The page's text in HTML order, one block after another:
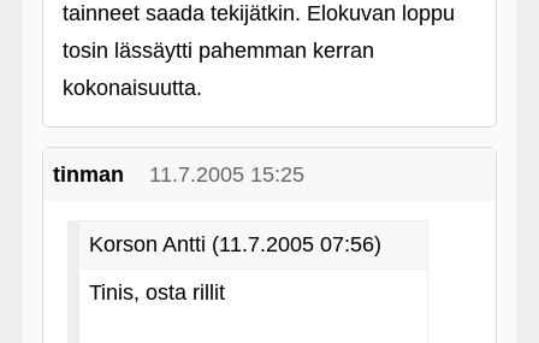
tainneet saada tekijätkin. Elokuvan loppu
tosin lässäytti pahemman kerran
kokonaisuutta.
tinman 11.7.2005 15:25
Korson Antti (11.7.2005 07:56)
Tinis, osta rillit